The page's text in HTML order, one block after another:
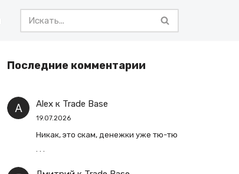
Последние комментарии
Alexк Trade Base
19.07.2026
Никак, это скам, денежки уже тю-тю